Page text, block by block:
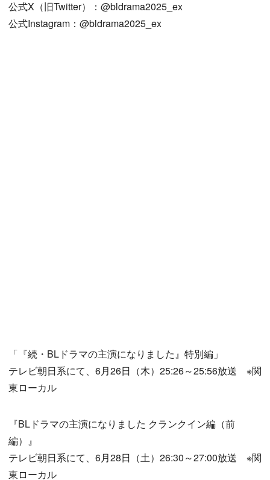
公式X（旧Twitter）：@bldrama2025_ex
公式Instagram：@bldrama2025_ex
「『続・BLドラマの主演になりました』特別編」
テレビ朝日系にて、6月26日（木）25:26～25:56放送 ※関
東ローカル
『BLドラマの主演になりました クランクイン編（前
編）』
テレビ朝日系にて、6月28日（土）26:30～27:00放送 ※関
東ローカル